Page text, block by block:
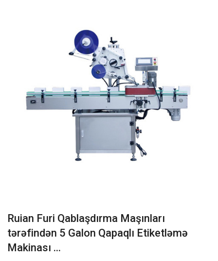
Ruian Furi Qablaşdırma Maşınları
tərəfindən 5 Galon Qapaqlı Etiketləmə
Makinası ...